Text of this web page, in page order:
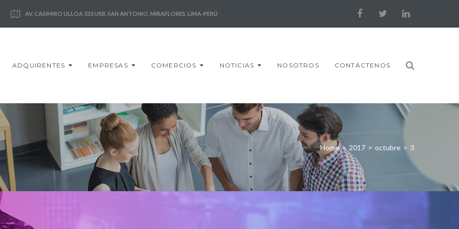
AV, CASIMIRO ULLOA 333 URB. SAN ANTONIO, MIRAFLORES, LIMA-PERÚ
FacebookTwitterLinkedIn
ADQUIRENTES EMPRESAS COMERCIOS NOTICIAS NOSOTROS CONTÁCTENOS
Home > 2017 > octubre > 3